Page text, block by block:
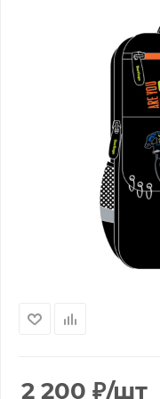
2 200 ₽/шт